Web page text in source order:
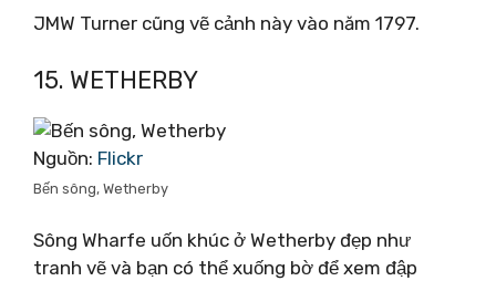
JMW Turner cũng vẽ cảnh này vào năm 1797.
15. WETHERBY
Nguồn: Flickr
Bến sông, Wetherby
Sông Wharfe uốn khúc ở Wetherby đẹp như
tranh vẽ và bạn có thể xuống bờ để xem đập